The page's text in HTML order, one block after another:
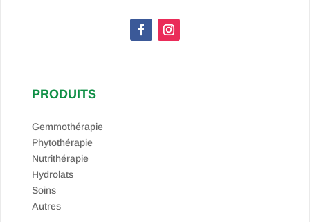
PRODUITS
Gemmothérapie
Phytothérapie
Nutrithérapie
Hydrolats
Soins
Autres